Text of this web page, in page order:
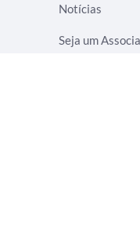
Notícias
Seja um